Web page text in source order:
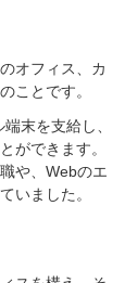
オフィス、カ
ことです。
末を支給し、
ができます。
や、Webのエ
いました。